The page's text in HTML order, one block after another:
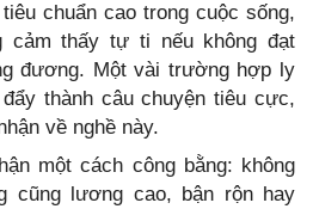
chuẩn cao trong cuộc sống,
cảm thấy tự ti nếu không đạt
đương. Một vài trường hợp ly
thành câu chuyện tiêu cực,
về nghề này.
một cách công bằng: không
cũng lương cao, bận rộn hay